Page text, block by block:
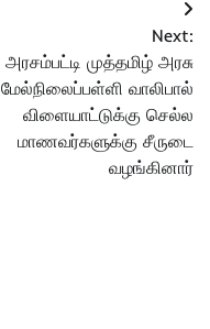
Next:
அரசம்பட்டி முத்தமிழ் அரசு
மேல்நிலைப்பள்ளி வாலிபால்
விளையாட்டுக்கு செல்ல
மாணவர்களுக்கு சீருடை
வழங்கினார்